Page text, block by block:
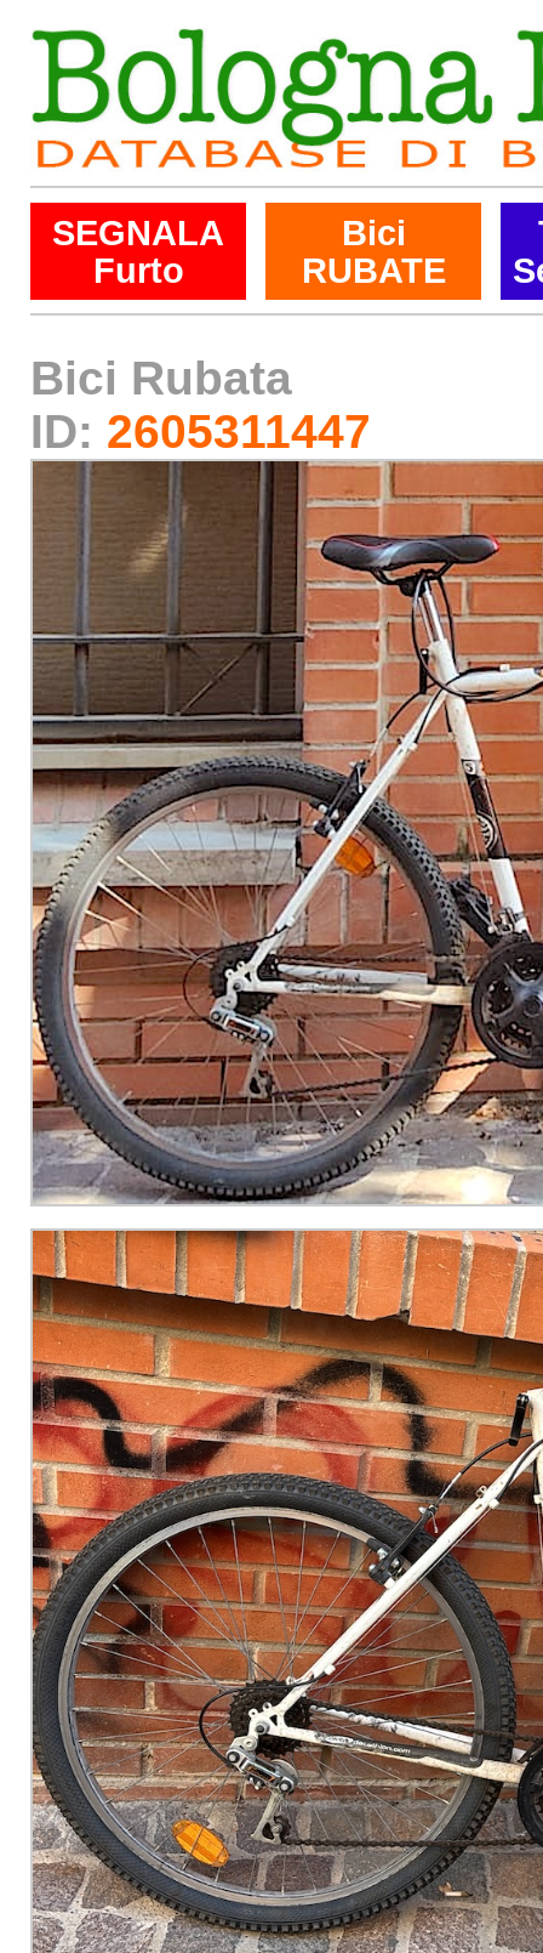
SEGNALA
Furto
Bici
RUBATE
Bici Rubata
ID: 2605311447